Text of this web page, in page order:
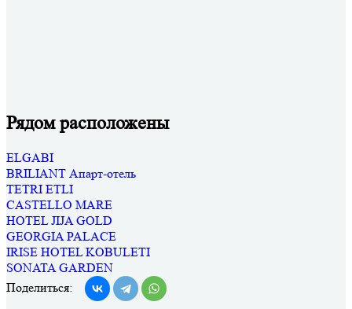
Рядом расположены
ELGABI
BRILIANT Апарт-отель
TETRI ETLI
CASTELLO MARE
HOTEL JIJA GOLD
GEORGIA PALACE
IRISE HOTEL KOBULETI
SONATA GARDEN
Поделиться: